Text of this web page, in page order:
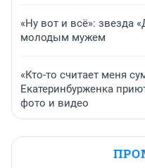
«Ну вот и всё»: звезда
молодым мужем
«Кто-то считает меня
Екатеринбурженка
фото и видео